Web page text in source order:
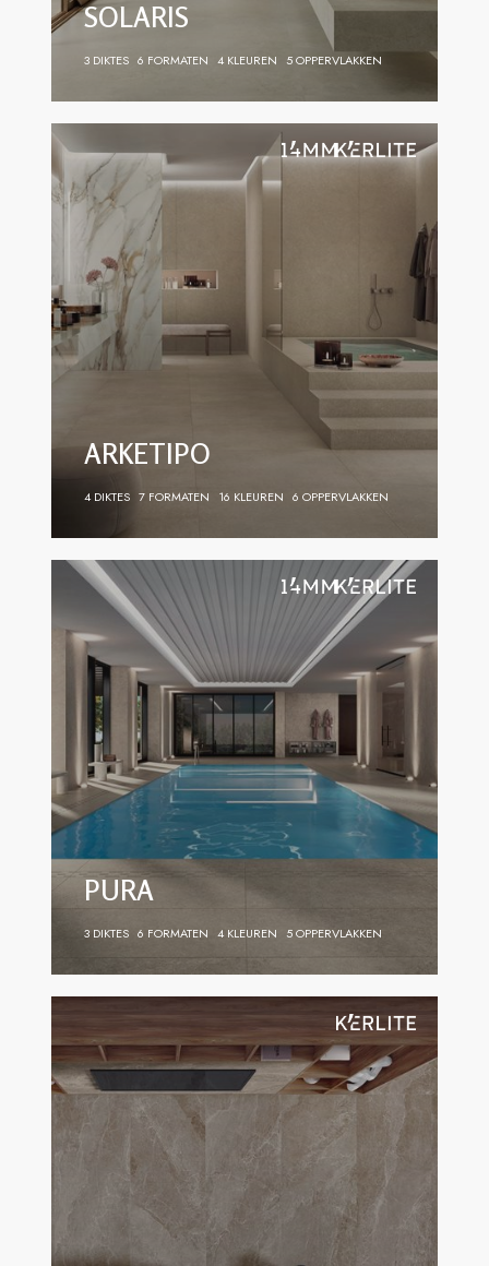
SOLARIS
3 DIKTES 6 FORMATEN 4 KLEUREN 5 OPPERVLAKKEN
ARKETIPO
4 DIKTES 7 FORMATEN 16 KLEUREN 6 OPPERVLAKKEN
PURA
3 DIKTES 6 FORMATEN 4 KLEUREN 5 OPPERVLAKKEN